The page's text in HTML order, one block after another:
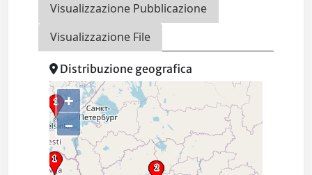
Visualizzazione Pubblicazione
Visualizzazione File
Distribuzione geografica
+
–